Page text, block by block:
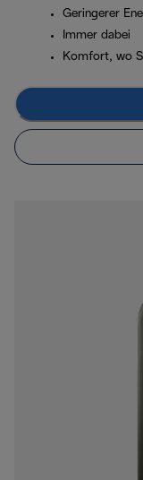
Geringerer
Immer dabei
Komfort, wo